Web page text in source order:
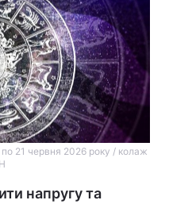
21 червня 2026 року / колаж
напругу та